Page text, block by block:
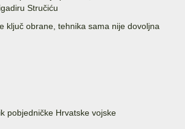
Stručiću
ključ obrane, tehnika sama nije dovoljna
pobjedničke Hrvatske vojske